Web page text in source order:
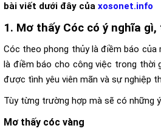
bài viết dưới đây của xosonet.info
1. Mơ thấy Cóc có ý nghĩa
Cóc theo phong thủy là điềm báo
là điềm báo cho công việc trong thời
được tình yêu viên mãn và sự nghiệp
Tùy từng trường hợp mà sẽ có những
Mơ thấy cóc vàng